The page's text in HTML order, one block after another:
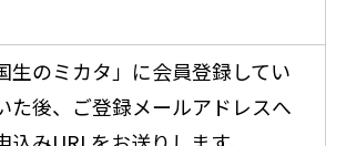
生のミカタ」に会員登録してい
た後、ご登録メールアドレスへ